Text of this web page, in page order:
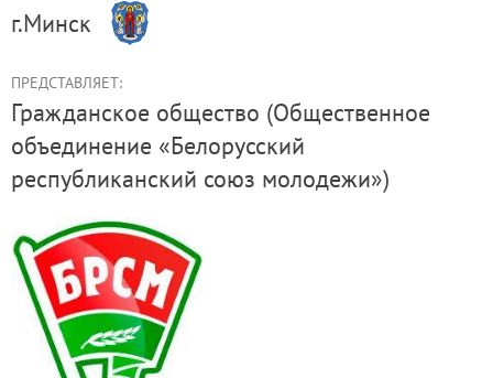
г.Минск
ПРЕДСТАВЛЯЕТ:
Гражданское общество (Общественное
объединение «Белорусский
республиканский союз молодежи»)